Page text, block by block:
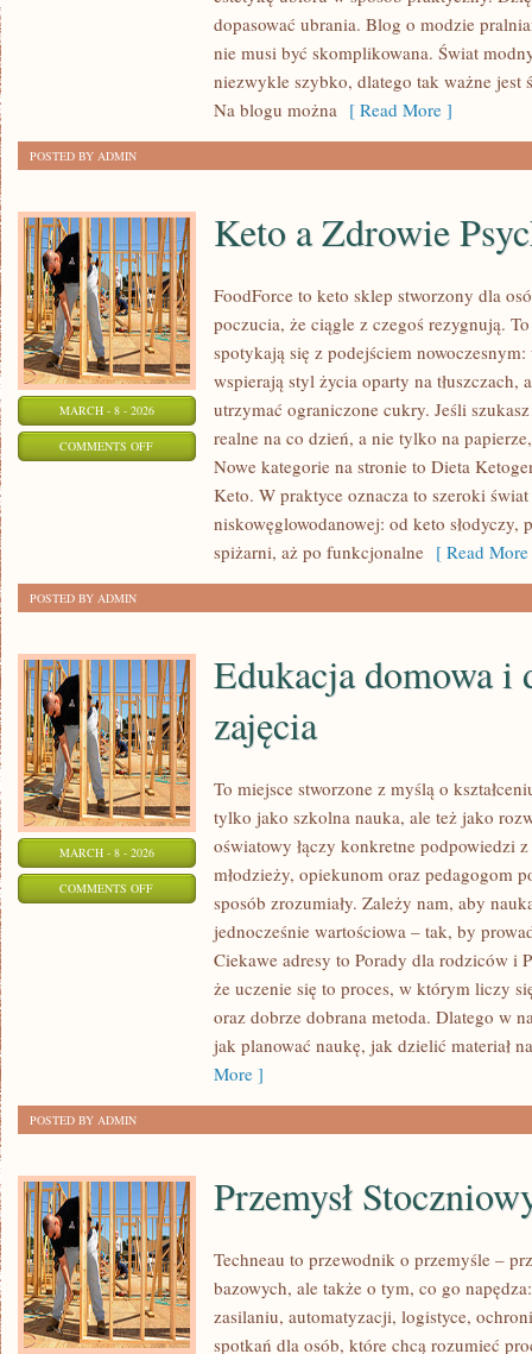
dopasować ubrania. Blog o modzie
nie musi być skomplikowana. Świat
niezwykle szybko, dlatego tak ważne jest
Na blogu można [ Read More ]
POSTED BY ADMIN
MARCH - 8 - 2026
COMMENTS OFFON
PSYCHICZNE
Keto a Zdrowie
FoodForce to keto sklep stworzony dla
poczucia, że ciągle z czegoś rezygnują.
spotykają się z podejściem
wspierają styl życia oparty na tłuszczach,
utrzymać ograniczone cukry. Jeśli
realne na co dzień, a nie tylko na
Nowe kategorie na stronie to Dieta
Keto. W praktyce oznacza to szeroki
niskowęglowodanowej: od keto
spiżarni, aż po funkcjonalne [ Read
POSTED BY ADMIN
MARCH - 8 - 2026
COMMENTS OFFON
Edukacja domowa i
zajęcia
To miejsce stworzone z myślą o
tylko jako szkolna nauka, ale też jako
oświatowy łączy konkretne podpowiedzi
młodzieży, opiekunom oraz pedagogom
sposób zrozumiały. Zależy nam, aby
jednocześnie wartościowa – tak, by
Ciekawe adresy to Porady dla rodziców i
że uczenie się to proces, w którym liczy
oraz dobrze dobrana metoda. Dlatego w
jak planować naukę, jak dzielić materiał
More ]
POSTED BY ADMIN
Przemysł
Techneau to przewodnik o przemyśle –
bazowych, ale także o tym, co go
zasilaniu, automatyzacji, logistyce,
spotkań dla osób, które chcą rozumieć